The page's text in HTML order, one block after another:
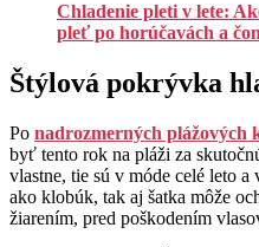
Chladenie pleti v lete:
pleť po horúčavách a
Štýlová pokrývka
Po nadrozmerných plážových
byť tento rok na pláži za
vlastne, tie sú v móde celé leto
ako klobúk, tak aj šatka môže
žiarením, pred poškodením